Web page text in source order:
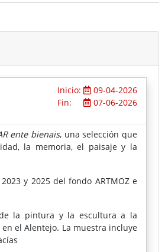
Inicio:
09-04-2026
Fin:
07-06-2026
ente bienais, una selección que
la memoria, el paisaje y la
y 2025 del fondo ARTMOZ e
la pintura y la escultura a la
el Alentejo. La muestra incluye